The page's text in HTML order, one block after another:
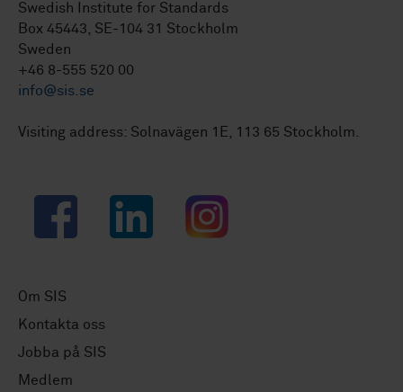
Swedish Institute for Standards
Box 45443, SE-104 31 Stockholm
Sweden
+46 8-555 520 00
info@sis.se
Visiting address: Solnavägen 1E, 113 65 Stockholm.
Facebook LinkedIn Instagram
Om SIS
Kontakta oss
Jobba på SIS
Medlem